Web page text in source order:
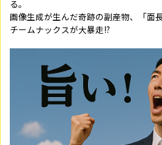
る。
画像生成が生んだ奇跡の副産物、「面
チームナックスが大暴走!?